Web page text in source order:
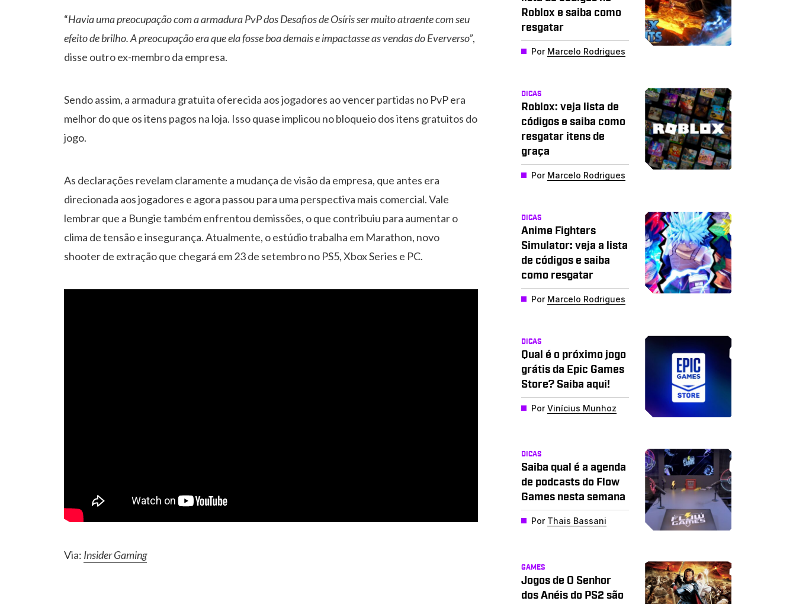
“Havia uma preocupação com a armadura PvP dos Desafios de Osíris ser muito atraente com seu
efeito de brilho. A preocupação era que ela fosse boa demais e impactasse as vendas do Eververso”,
disse outro ex-membro da empresa.
Sendo assim, a armadura gratuita oferecida aos jogadores ao vencer partidas no PvP era
melhor do que os itens pagos na loja. Isso quase implicou no bloqueio dos itens gratuitos do
jogo.
As declarações revelam claramente a mudança de visão da empresa, que antes era
direcionada aos jogadores e agora passou para uma perspectiva mais comercial. Vale
lembrar que a Bungie também enfrentou demissões, o que contribuiu para aumentar o
clima de tensão e insegurança. Atualmente, o estúdio trabalha em Marathon, novo
shooter de extração que chegará em 23 de setembro no PS5, Xbox Series e PC.
Via: Insider Gaming
Roblox e saiba como
resgatar
Por Marcelo Rodrigues
DICAS
Roblox: veja lista de
códigos e saiba como
resgatar itens de
graça
Por Marcelo Rodrigues
DICAS
Anime Fighters
Simulator: veja a lista
de códigos e saiba
como resgatar
Por Marcelo Rodrigues
DICAS
Qual é o próximo jogo
grátis da Epic Games
Store? Saiba aqui!
PorVinícius Munhoz
DICAS
Saiba qual é a agenda
de podcasts do Flow
Games nesta semana
Por Thais Bassani
GAMES
Jogos de O Senhor
dos Anéis do PS2 são